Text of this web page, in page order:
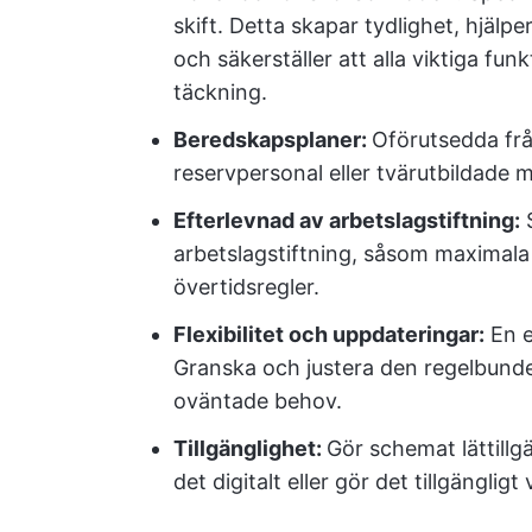
skift. Detta skapar tydlighet,
och säkerställer att alla viktiga
täckning.
Beredskapsplaner: Oförutsedda
reservpersonal eller tvärutbildade
Efterlevnad av arbetslagstiftning:
arbetslagstiftning, såsom
övertidsregler.
Flexibilitet och uppdateringar: En
Granska och justera den
oväntade behov.
Tillgänglighet: Gör schemat
det digitalt eller gör det tillgängligt